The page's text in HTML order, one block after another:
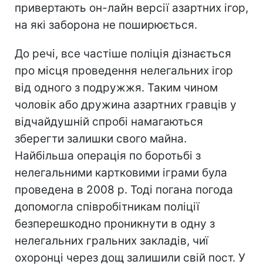
привертають он-лайн версії азартних ігор,
на які заборона не поширюється.
До речі, все частіше поліція дізнається
про місця проведення нелегальних ігор
від одного з подружжя. Таким чином
чоловік або дружина азартних гравців у
відчайдушній спробі намагаються
зберегти залишки свого майна.
Найбільша операція по боротьбі з
нелегальними картковими іграми була
проведена в 2008 р. Тоді погана погода
допомогла співробітникам поліції
безперешкодно проникнути в одну з
нелегальних гральних закладів, чиї
охоронці через дощ залишили свій пост. У